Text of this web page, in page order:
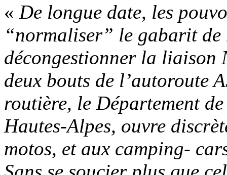
« De longue date, les
“normaliser” le gabarit
décongestionner la liaison
deux bouts de l’autoroute
routière, le Département
Hautes-Alpes, ouvre
motos, et aux camping-